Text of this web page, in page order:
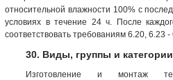
относительной влажности 100% с
условиях в течение 24 ч. После
соответствовать требованиям 6.20, 6.23
30. Виды, группы и
Изготовление и монтаж